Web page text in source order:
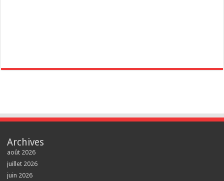
Archives
août 2026
juillet 2026
juin 2026